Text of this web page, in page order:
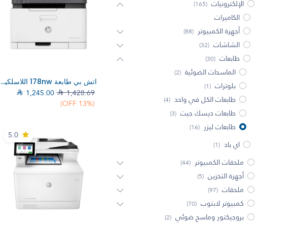
الإلكترونيات (165)
الكاميرات
أجهزة الكمبيوتر (88)
الشاشات (32)
طابعات (30)
الماسحات الضوئية (2)
بلوترات (1)
طابعات الكل في واحد (4)
طابعات ديسك جيت (3)
طابعات ليزر (16)
اي باد (1)
ملحقات الكمبيوتر (44)
أجهزة التخزين (5)
ملحقات (97)
كمبيوتر لابتوب (70)
بروجيكتور وماسح ضوئي (2)
إضف إلي عربة التسوق اتش بي طابعة 178nw اللاسلكية ليزر 4ZB96A
 1,245.001,428.69
(13% OFF)
5.0